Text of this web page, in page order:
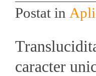
Postat in
caracter